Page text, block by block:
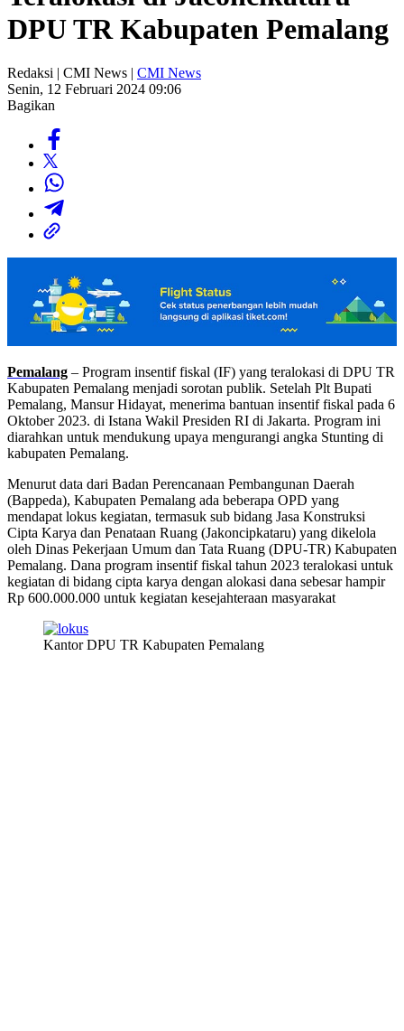
DPU TR Kabupaten Pemalang
Redaksi | CMI News | CMI News
Senin, 12 Februari 2024 09:06
Bagikan
Pemalang – Program insentif fiskal (IF) yang teralokasi di DPU TR
Kabupaten Pemalang menjadi sorotan publik. Setelah Plt Bupati
Pemalang, Mansur Hidayat, menerima bantuan insentif fiskal pada 6
Oktober 2023. di Istana Wakil Presiden RI di Jakarta. Program ini
diarahkan untuk mendukung upaya mengurangi angka Stunting di
kabupaten Pemalang.
Menurut data dari Badan Perencanaan Pembangunan Daerah
(Bappeda), Kabupaten Pemalang ada beberapa OPD yang
mendapat lokus kegiatan, termasuk sub bidang Jasa Konstruksi
Cipta Karya dan Penataan Ruang (Jakoncipkataru) yang dikelola
oleh Dinas Pekerjaan Umum dan Tata Ruang (DPU-TR) Kabupaten
Pemalang. Dana program insentif fiskal tahun 2023 teralokasi untuk
kegiatan di bidang cipta karya dengan alokasi dana sebesar hampir
Rp 600.000.000 untuk kegiatan kesejahteraan masyarakat
Kantor DPU TR Kabupaten Pemalang